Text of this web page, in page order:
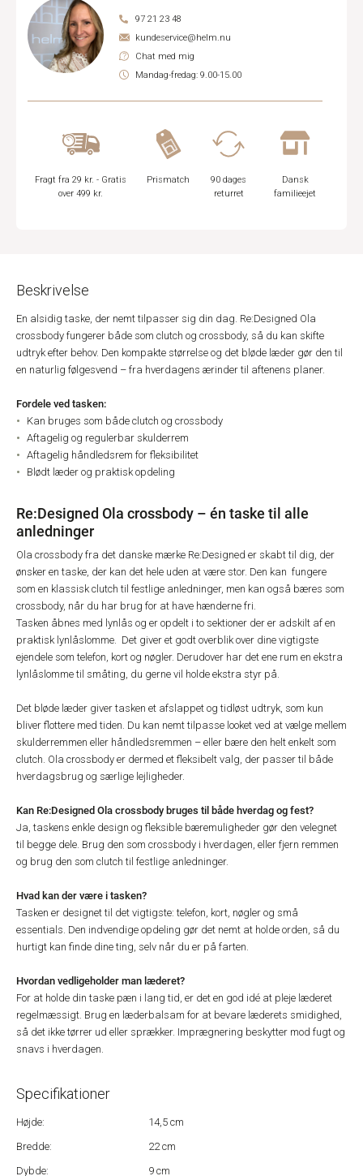
97 21 23 48
kundeservice@helm.nu
Chat med mig
Mandag-fredag: 9.00-15.00
Fragt fra 29 kr. - Gratis
over 499 kr.
Prismatch
90 dages
returret
Dansk
familieejet
Beskrivelse
En alsidig taske, der nemt tilpasser sig din dag. Re:Designed Ola
crossbody fungerer både som clutch og crossbody, så du kan skifte
udtryk efter behov. Den kompakte størrelse og det bløde læder gør den til
en naturlig følgesvend – fra hverdagens ærinder til aftenens planer.
Fordele ved tasken:
Kan bruges som både clutch og crossbody
Aftagelig og regulerbar skulderrem
Aftagelig håndledsrem for fleksibilitet
Blødt læder og praktisk opdeling
Re:Designed Ola crossbody – én taske til alle
anledninger
Ola crossbody fra det danske mærke Re:Designed er skabt til dig, der
ønsker en taske, der kan det hele uden at være stor. Den kan fungere
som en klassisk clutch til festlige anledninger, men kan også bæres som
crossbody, når du har brug for at have hænderne fri.
Tasken åbnes med lynlås og er opdelt i to sektioner der er adskilt af en
praktisk lynlåslomme. Det giver et godt overblik over dine vigtigste
ejendele som telefon, kort og nøgler. Derudover har det ene rum en ekstra
lynlåslomme til småting, du gerne vil holde ekstra styr på.
Det bløde læder giver tasken et afslappet og tidløst udtryk, som kun
bliver flottere med tiden. Du kan nemt tilpasse looket ved at vælge mellem
skulderremmen eller håndledsremmen – eller bære den helt enkelt som
clutch. Ola crossbody er dermed et fleksibelt valg, der passer til både
hverdagsbrug og særlige lejligheder.
Kan Re:Designed Ola crossbody bruges til både hverdag og fest?
Ja, taskens enkle design og fleksible bæremuligheder gør den velegnet
til begge dele. Brug den som crossbody i hverdagen, eller fjern remmen
og brug den som clutch til festlige anledninger.
Hvad kan der være i tasken?
Tasken er designet til det vigtigste: telefon, kort, nøgler og små
essentials. Den indvendige opdeling gør det nemt at holde orden, så du
hurtigt kan finde dine ting, selv når du er på farten.
Hvordan vedligeholder man læderet?
For at holde din taske pæn i lang tid, er det en god idé at pleje læderet
regelmæssigt. Brug en læderbalsam for at bevare læderets smidighed,
så det ikke tørrer ud eller sprækker. Imprægnering beskytter mod fugt og
snavs i hverdagen.
Specifikationer
Højde:
14,5 cm
Bredde:
22 cm
Dybde:
9 cm